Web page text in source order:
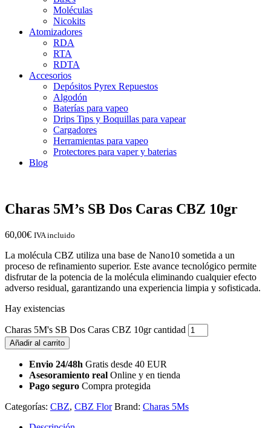
Moléculas
Nicokits
Atomizadores
RDA
RTA
RDTA
Accesorios
Depósitos Pyrex Repuestos
Algodón
Baterías para vapeo
Drips Tips y Boquillas para vapear
Cargadores
Herramientas para vapeo
Protectores para vaper y baterias
Blog
Charas 5M’s SB Dos Caras CBZ 10gr
60,00€ IVA incluido
La molécula CBZ utiliza una base de Nano10 sometida a un
proceso de refinamiento superior. Este avance tecnológico permite
disfrutar de la potencia de la molécula eliminando cualquier efecto
adverso residual, garantizando una experiencia limpia y sofisticada.
Hay existencias
Charas 5M's SB Dos Caras CBZ 10gr cantidad
Añadir al carrito
Envio 24/48h Gratis desde 40 EUR
Asesoramiento real Online y en tienda
Pago seguro Compra protegida
Categorías: CBZ, CBZ Flor Brand: Charas 5Ms